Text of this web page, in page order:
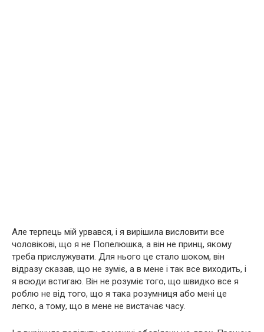
Але терпець мій урвався, і я вирішила висловити все
чоловікові, що я не Попелюшка, а він не принц, якому
треба прислужувати. Для нього це стало шоком, він
відразу сказав, що не зуміє, а в мене і так все виходить, і
я всюди встигаю. Він не розуміє того, що швидко все я
роблю не від того, що я така розумниця або мені це
легко, а тому, що в мене не вистачає часу.